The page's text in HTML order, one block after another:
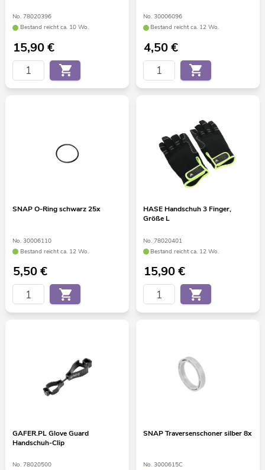
No. 78020396
Bestand reicht ca. 10 Wo.
15,90€
No. 30006096
Bestand reicht ca. 12 Wo.
4,50€
SNAP O-Ring schwarz 25x
No. 30006110
Bestand reicht ca. 12 Wo.
5,50€
HASE Handschuh 3 Finger,
Größe L
No. 78020401
Bestand reicht ca. 12 Wo.
15,90€
GAFER.PL Glove Guard
Handschuh-Clip
No. 78020500
SNAP Traversenschoner silber 8x
No. 3000615C